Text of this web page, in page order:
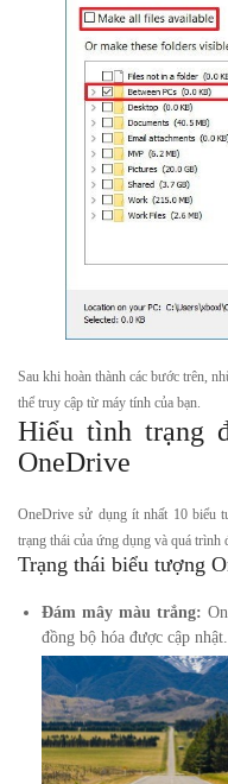
Sau khi hoàn thành các bước trên,
thể truy cập từ máy tính của bạn.
Hiểu tình trạng
OneDrive
OneDrive sử dụng ít nhất 10 biểu
trạng thái của ứng dụng và quá trình
Trạng thái biểu tượng
Đám mây màu trắng:
đồng bộ hóa được cập nhật.